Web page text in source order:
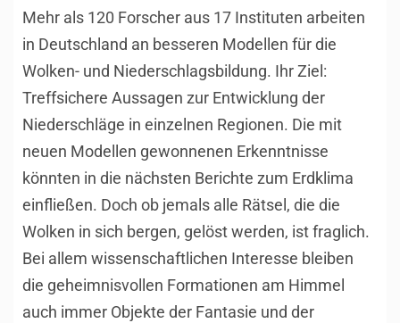
Mehr als 120 Forscher aus 17 Instituten arbeiten
in Deutschland an besseren Modellen für die
Wolken- und Niederschlagsbildung. Ihr Ziel:
Treffsichere Aussagen zur Entwicklung der
Niederschläge in einzelnen Regionen. Die mit
neuen Modellen gewonnenen Erkenntnisse
könnten in die nächsten Berichte zum Erdklima
einfließen. Doch ob jemals alle Rätsel, die die
Wolken in sich bergen, gelöst werden, ist fraglich.
Bei allem wissenschaftlichen Interesse bleiben
die geheimnisvollen Formationen am Himmel
auch immer Objekte der Fantasie und der